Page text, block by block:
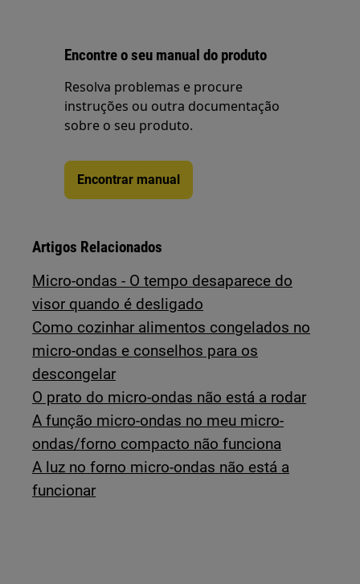
Encontre o seu manual do produto
Resolva problemas e procure
instruções ou outra documentação
sobre o seu produto.
Encontrar manual
Artigos Relacionados
Micro-ondas - O tempo desaparece do
visor quando é desligado
Como cozinhar alimentos congelados no
micro-ondas e conselhos para os
descongelar
O prato do micro-ondas não está a rodar
A função micro-ondas no meu micro-
ondas/forno compacto não funciona
A luz no forno micro-ondas não está a
funcionar